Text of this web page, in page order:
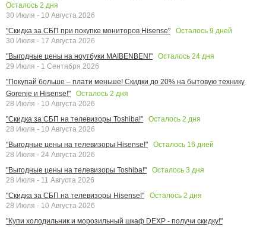
Осталось 2 дня
30 Июля - 10 Августа 2026
"Скидка за СБП при покупке мониторов Hisense"
Осталось 9 дней
30 Июля - 17 Августа 2026
"Выгодные цены на ноутбуки MAIBENBEN!"
Осталось 24 дня
29 Июля - 1 Сентября 2026
"Покупай больше – плати меньше! Скидки до 20% на бытовую технику
Gorenje и Hisense!"
Осталось 2 дня
28 Июля - 10 Августа 2026
"Скидка за СБП на телевизоры Toshiba!"
Осталось 2 дня
28 Июля - 10 Августа 2026
"Выгодные цены на телевизоры Hisense!"
Осталось 16 дней
28 Июля - 24 Августа 2026
"Выгодные цены на телевизоры Toshiba!"
Осталось 3 дня
28 Июля - 11 Августа 2026
"Скидка за СБП на телевизоры Hisense!"
Осталось 2 дня
28 Июля - 10 Августа 2026
"Купи холодильник и морозильный шкаф DEXP - получи скидку!"